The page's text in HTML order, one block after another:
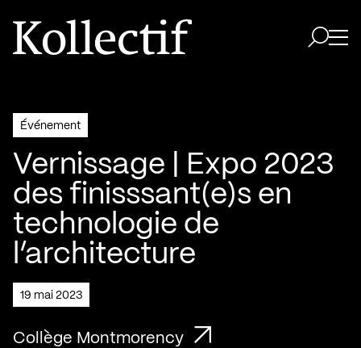
Aller à la page d'accueil
Logo Kollectif
Événement
Vernissage | Expo 2023
des finisssant(e)s en
technologie de
l’architecture
19 mai 2023
Collège Montmorency